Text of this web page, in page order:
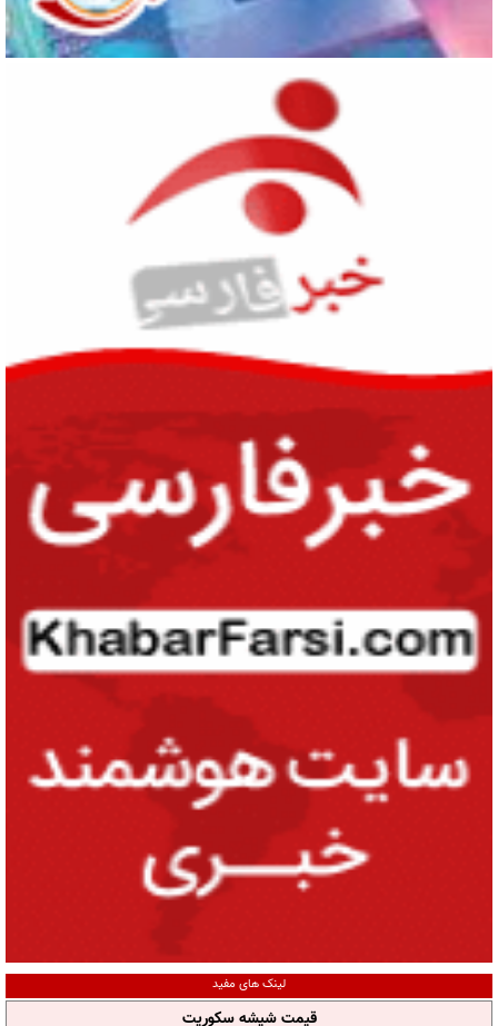
لینک های مفید
قیمت شیشه سکوریت